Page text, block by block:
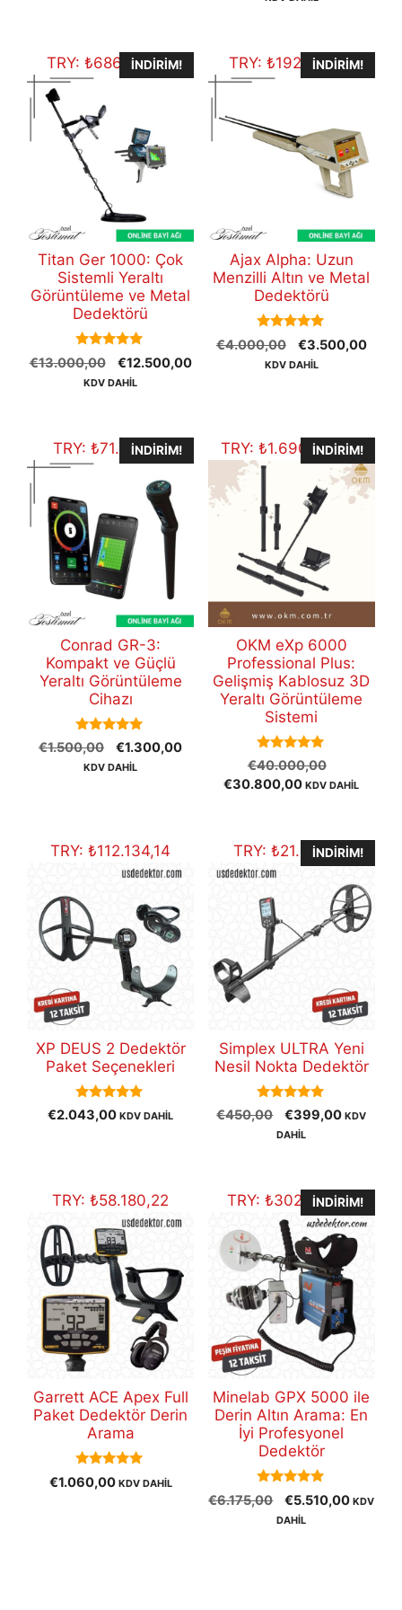
TRY: ₺686.087,50
İNDIRIM!
Titan Ger 1000: Çok
Sistemli Yeraltı
Görüntüleme ve Metal
Dedektörü
5.00
out of 5
€13.000,00
Orijinal
fiyat:
€12.500,00Şu
KDV DAHİL
TRY: ₺192.104,50
İNDIRIM!
Ajax Alpha: Uzun
Menzilli Altın ve Metal
Dedektörü
5.00
out of 5
€4.000,00
Orijinal
fiyat:
€3.500,00Şu
KDV DAHİL
TRY: ₺71.353,10
İNDIRIM!
Conrad GR-3:
Kompakt ve Güçlü
Yeraltı Görüntüleme
Cihazı
5.00
out of 5
€1.500,00
Orijinal
fiyat:
€1.300,00Şu
KDV DAHİL
TRY: ₺1.690.519,60
İNDIRIM!
OKM eXp 6000
Professional Plus:
Gelişmiş Kablosuz 3D
Yeraltı Görüntüleme
Sistemi
5.00
out of 5
€40.000,00
fiyat:
€30.800,00Şu
€30.800,00.
KDV DAHİL
TRY:₺112.134,14
XP DEUS 2 Dedektör
Paket Seçenekleri
5.00
out of 5
€2.043,00 KDV DAHİL
TRY: ₺21.899,91
İNDIRIM!
Simplex ULTRA Yeni
Nesil Nokta Dedektör
5.00
out of 5
€450,00
Orijinal
fiyat:
€399,00Şu
KDV
DAHİL
TRY:₺58.180,22
Garrett ACE Apex Full
Paket Dedektör Derin
Arama
5.00
out of 5
€1.060,00 KDV DAHİL
TRY: ₺302.427,37
İNDIRIM!
Minelab GPX 5000 ile
Derin Altın Arama: En
İyi Profesyonel
Dedektör
5.00
out of 5
€6.175,00
Orijinal
fiyat:
€5.510,00Şu
KDV
DAHİL